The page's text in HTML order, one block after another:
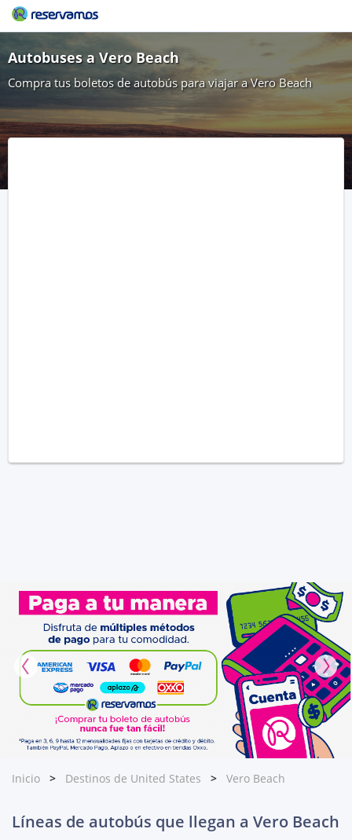
Autobuses a Vero Beach
Compra tus boletos de autobús para viajar a Vero Beach
Inicio Destinos de United States Vero Beach
Líneas de autobús que llegan a Vero Beach